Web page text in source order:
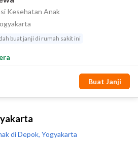
di Depok, Yogyakarta